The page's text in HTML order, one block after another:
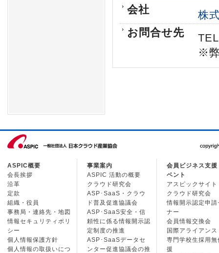
会社
株
お問合せ先
※
ASPIC概要
会長挨拶
沿革
定款
組織・役員
事務局・連絡先・地図
情報セキュリティポリ
シー
個人情報保護方針
個人情報の取扱いにつ
事業案内
ASPIC 活動の概要
クラウド研究会
ASP･SaaS・クラウ
ド普及促進協議会
ASP･SaaS安全・信
頼性に係る情報開示認
定制度の推進
ASP･SaaSデータセ
ンター促進協議会の推
会員ビジネス支援
ベント
アスピックサイト
クラウド研究会
情報開示認定申請
ナー
会員情報交換会
国際アライアンス
専門学校生採用無
援